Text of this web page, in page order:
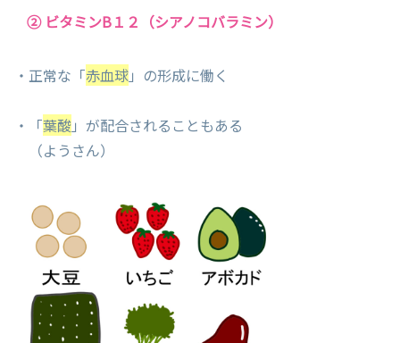
② ビタミンB１２（シアノコバラミン）
・正常な「赤血球」の形成に働く
・「葉酸」が配合されることもある
（ようさん）